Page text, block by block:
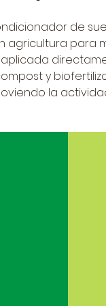
de
agricultura para
aplicada
y
la